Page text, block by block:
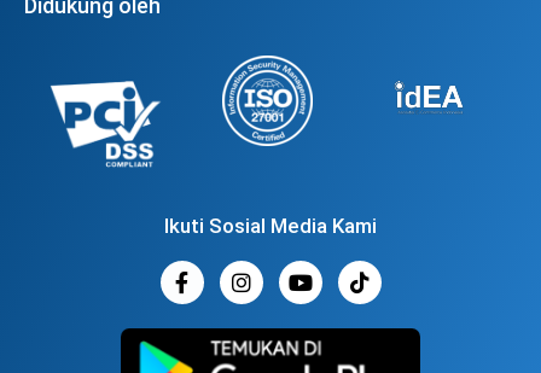
Didukung oleh
Ikuti Sosial Media Kami